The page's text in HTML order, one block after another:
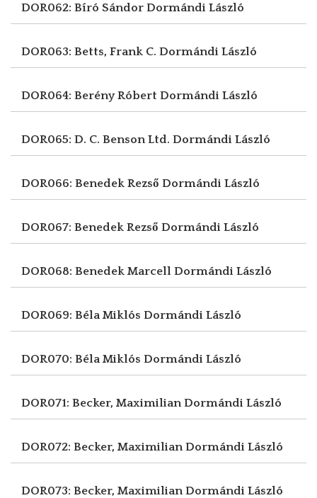
DOR062: Bíró Sándor Dormándi László
DOR063: Betts, Frank C. Dormándi László
DOR064: Berény Róbert Dormándi László
DOR065: D. C. Benson Ltd. Dormándi László
DOR066: Benedek Rezső Dormándi László
DOR067: Benedek Rezső Dormándi László
DOR068: Benedek Marcell Dormándi László
DOR069: Béla Miklós Dormándi László
DOR070: Béla Miklós Dormándi László
DOR071: Becker, MaximilianDormándi László
DOR072: Becker, MaximilianDormándi László
DOR073: Becker, MaximilianDormándi László